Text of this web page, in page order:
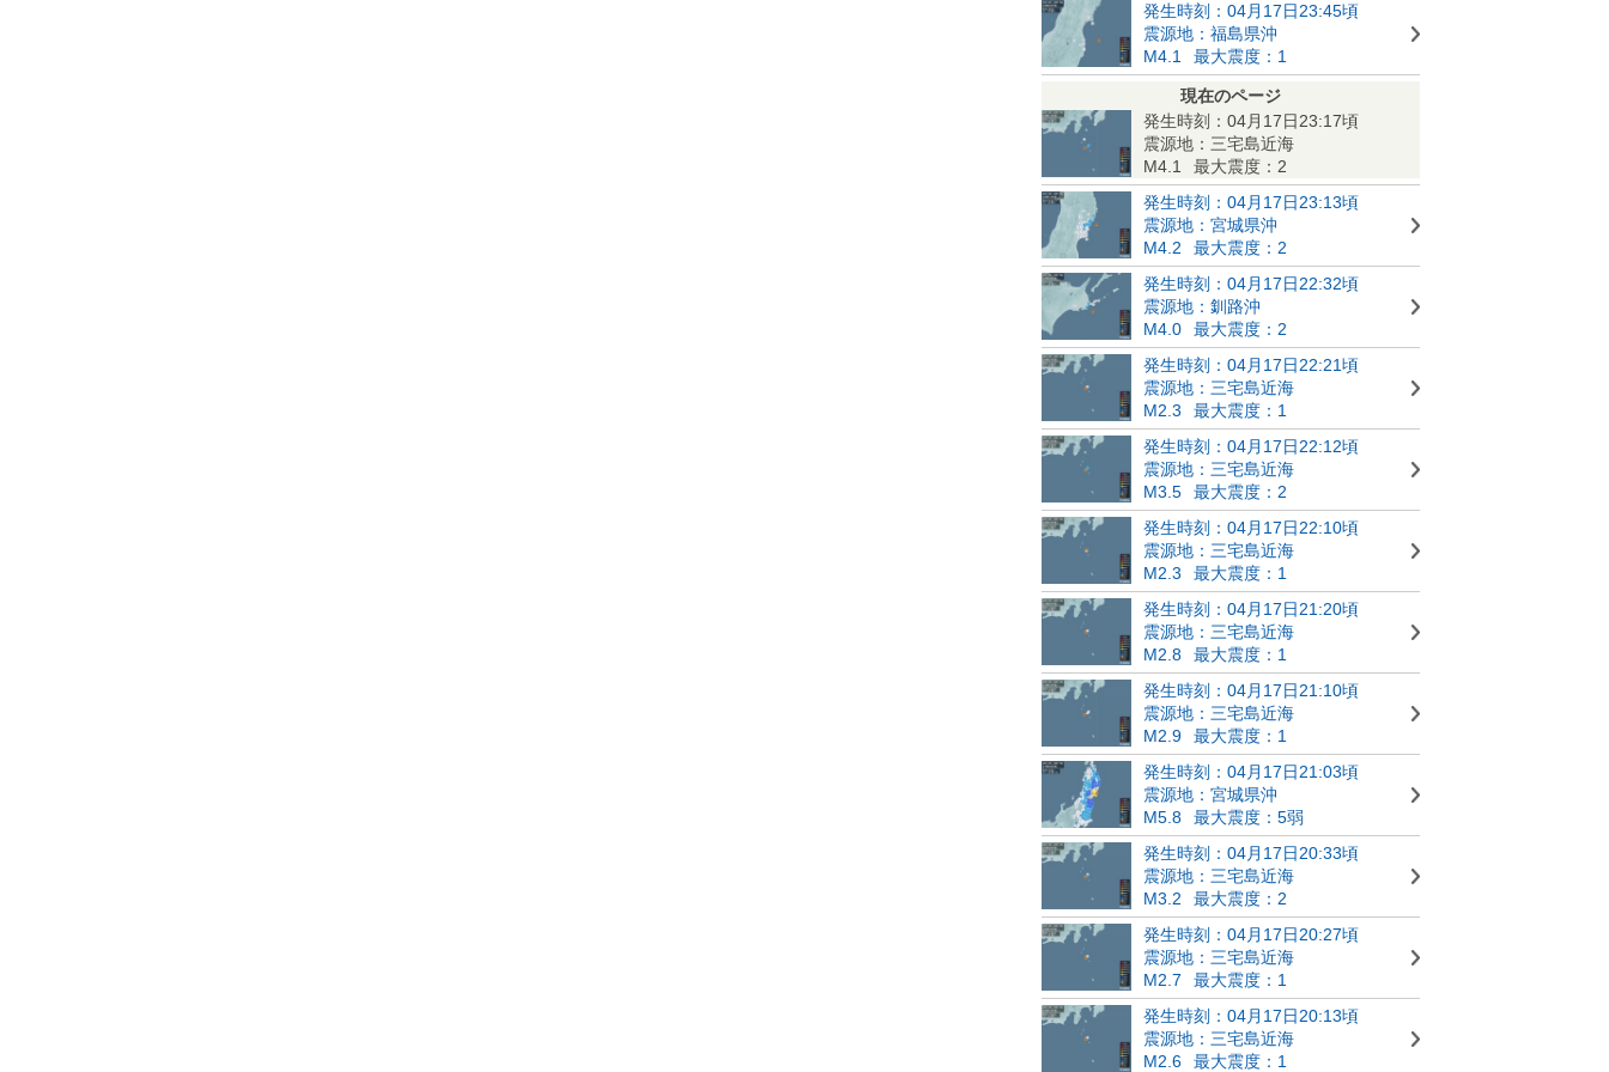
発生時刻：04月17日23:45頃
震源地：福島県沖
M4.1
最大震度：1
現在のページ
発生時刻：04月17日23:17頃
震源地：三宅島近海
M4.1
最大震度：2
発生時刻：04月17日23:13頃
震源地：宮城県沖
M4.2
最大震度：2
発生時刻：04月17日22:32頃
震源地：釧路沖
M4.0
最大震度：2
発生時刻：04月17日22:21頃
震源地：三宅島近海
M2.3
最大震度：1
発生時刻：04月17日22:12頃
震源地：三宅島近海
M3.5
最大震度：2
発生時刻：04月17日22:10頃
震源地：三宅島近海
M2.3
最大震度：1
発生時刻：04月17日21:20頃
震源地：三宅島近海
M2.8
最大震度：1
発生時刻：04月17日21:10頃
震源地：三宅島近海
M2.9
最大震度：1
発生時刻：04月17日21:03頃
震源地：宮城県沖
M5.8
最大震度：5弱
発生時刻：04月17日20:33頃
震源地：三宅島近海
M3.2
最大震度：2
発生時刻：04月17日20:27頃
震源地：三宅島近海
M2.7
最大震度：1
発生時刻：04月17日20:13頃
震源地：三宅島近海
M2.6
最大震度：1